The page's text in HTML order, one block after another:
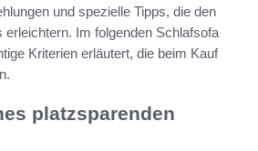
und spezielle Tipps, die den
Im folgenden Schlafsofa
Kriterien erläutert, die beim Kauf
platzsparenden